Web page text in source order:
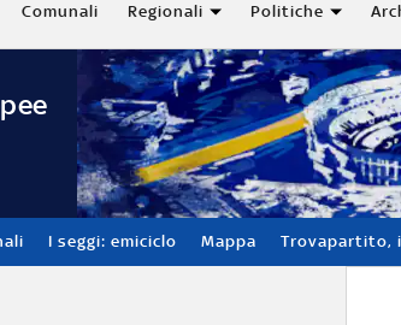
Comunali Regionali Politiche
I seggi: emiciclo Mappa Trovapartito,